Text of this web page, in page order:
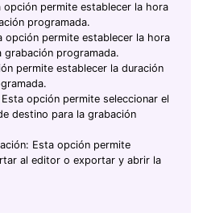
opción permite establecer la hora
programada.
opción permite establecer la hora
grabación programada.
permite establecer la duración
opción permite seleccionar el
destino para la grabación
Esta opción permite
al editor o exportar y abrir la